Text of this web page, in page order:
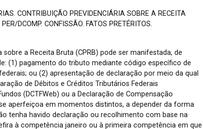
CONTRIBUIÇÃO PREVIDENCIÁRIA SOBRE A RECEITA
DCOMP. CONFISSÃO. FATOS PRETÉRITOS.
a Receita Bruta (CPRB) pode ser manifestada, de
(1) pagamento do tributo mediante código específico de
ou (2) apresentação de declaração por meio da qual
de Débitos e Créditos Tributários Federais
(DCTFWeb) ou a Declaração de Compensação
aperfeiçoa em momentos distintos, a depender da forma
tenha havido declaração ou recolhimento com base na
à competência janeiro ou à primeira competência em que